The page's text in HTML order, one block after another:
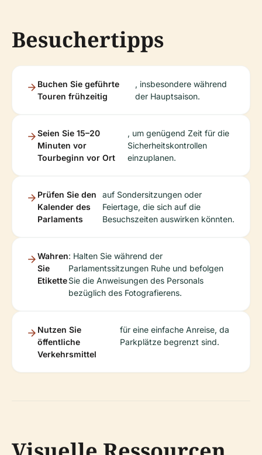
Besuchertipps
Buchen Sie geführte
Touren frühzeitig
, insbesondere während
der Hauptsaison.
Seien Sie 15–20
Minuten vor
Tourbeginn vor Ort
, um genügend Zeit für die
Sicherheitskontrollen
einzuplanen.
Prüfen Sie den
Kalender des
Parlaments
auf Sonder­sitzungen oder
Feiertage, die sich auf die
Besuchszeiten auswirken könnten.
Wahren
Sie
Etikette
: Halten Sie während der
Parlamentssitzungen Ruhe und befolgen
Sie die Anweisungen des Personals
bezüglich des Fotografierens.
Nutzen Sie
öffentliche
Verkehrsmittel
für eine einfache Anreise, da
Parkplätze begrenzt sind.